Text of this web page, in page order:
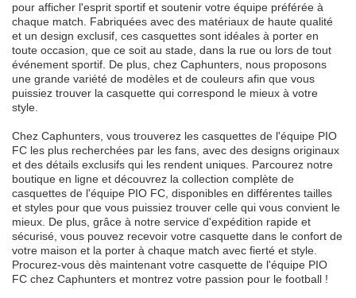
pour afficher l'esprit sportif et soutenir votre équipe préférée à
chaque match. Fabriquées avec des matériaux de haute qualité
et un design exclusif, ces casquettes sont idéales à porter en
toute occasion, que ce soit au stade, dans la rue ou lors de tout
événement sportif. De plus, chez Caphunters, nous proposons
une grande variété de modèles et de couleurs afin que vous
puissiez trouver la casquette qui correspond le mieux à votre
style.
Chez Caphunters, vous trouverez les casquettes de l'équipe PIO
FC les plus recherchées par les fans, avec des designs originaux
et des détails exclusifs qui les rendent uniques. Parcourez notre
boutique en ligne et découvrez la collection complète de
casquettes de l'équipe PIO FC, disponibles en différentes tailles
et styles pour que vous puissiez trouver celle qui vous convient le
mieux. De plus, grâce à notre service d'expédition rapide et
sécurisé, vous pouvez recevoir votre casquette dans le confort de
votre maison et la porter à chaque match avec fierté et style.
Procurez-vous dès maintenant votre casquette de l'équipe PIO
FC chez Caphunters et montrez votre passion pour le football !